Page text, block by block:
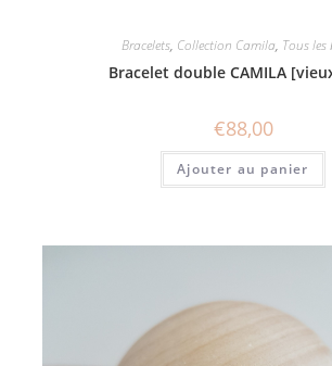
Bracelets, Collection Camila, Tous
Bracelet double CAMILA
€88,00
Ajouter au panier